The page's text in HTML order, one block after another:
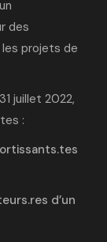
des
projets de
juillet 2022,
:
d’un